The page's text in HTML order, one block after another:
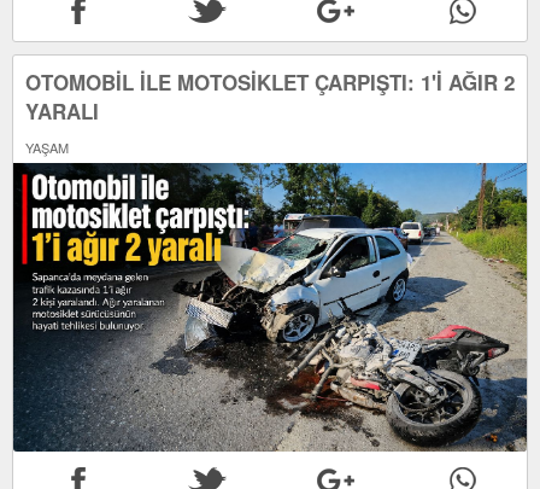
OTOMOBİL İLE MOTOSİKLET ÇARPIŞTI: 1'İ AĞIR 2
YARALI
YAŞAM